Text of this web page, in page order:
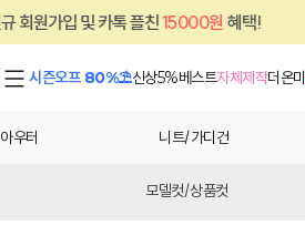
15000원혜택!
시즌오프 80%⛱신상5%베스트자체제작더온미
아우터 니트/가디건
모델컷/상품컷